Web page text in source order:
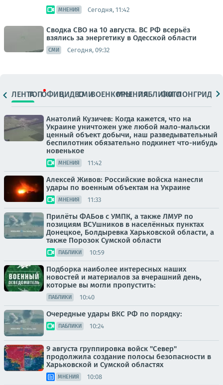
МНЕНИЯ Сегодня, 11:42
Сводка СВО на 10 августа. ВС РФ всерьёз
взялись за энергетику в Одесской области
СМИ Сегодня, 09:32
ЛЕНТАТОПОФИЦ.ВИДЕОСМИВОЕНКОРЫМНЕНИЯПАБЛИКИ
ФОТОЛОНГРИДЫ
Анатолий Кузичев: Когда кажется, что на
Украине уничтожен уже любой мало-мальски
ценный объект добычи, наш разведывательный
беспилотник обязательно подкинет что-нибудь
новенькое
МНЕНИЯ 11:42
Алексей Живов: Российские войска нанесли
удары по военным объектам на Украине
МНЕНИЯ 11:33
Прилёты ФАБов с УМПК, а также ЛМУР по
позициям ВСУшников в населённых пунктах
Донецкое, Болдыревка Харьковской области, а
также Порозок Сумской области
ПАБЛИКИ 10:59
Подборка наиболее интересных наших
новостей и материалов за вчерашний день,
которые вы могли пропустить:
ПАБЛИКИ 10:40
Очередные удары ВКС РФ по порядку:
ПАБЛИКИ 10:24
9 августа группировка войск "Север"
продолжила создание полосы безопасности в
Харьковской и Сумской областях
МНЕНИЯ 10:08